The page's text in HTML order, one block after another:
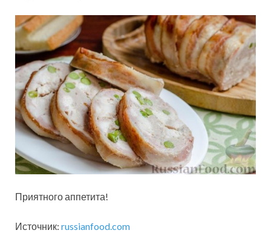
Приятного аппетита!
Источник: russianfood.com